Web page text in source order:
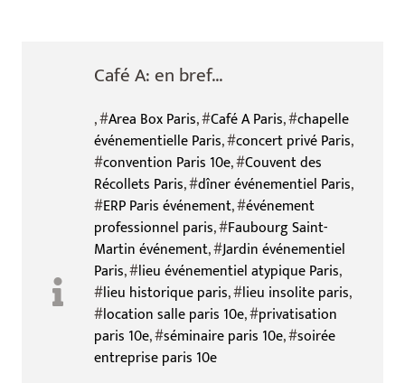
Café A: en bref...
, #Area Box Paris, #Café A Paris, #chapelle
événementielle Paris, #concert privé Paris,
#convention Paris 10e, #Couvent des
Récollets Paris, #dîner événementiel Paris,
#ERP Paris événement, #événement
professionnel paris, #Faubourg Saint-
Martin événement, #Jardin événementiel
Paris, #lieu événementiel atypique Paris,
#lieu historique paris, #lieu insolite paris,
#location salle paris 10e, #privatisation
paris 10e, #séminaire paris 10e, #soirée
entreprise paris 10e